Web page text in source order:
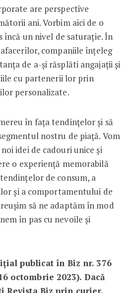
are perspective
ani. Vorbim aici de o
încă un nivel de saturație. În
companiile înțeleg
de a-și răsplăti angajații și
cu partenerii lor prin
personalizate.
în fața tendințelor și să
nostru de piață. Vom
idei de cadouri unice și
o experiență memorabilă
de consum, a
și a comportamentului de
să ne adaptăm în mod
în pas cu nevoile și
publicat în Biz nr. 376
octombrie 2023). Dacă